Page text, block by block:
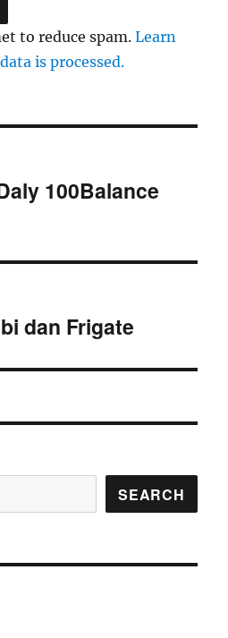
to reduce spam.Learn
is processed.
100Balance
dan Frigate
SEARCH